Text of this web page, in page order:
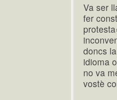
Va ser
fer
doncs
idioma
no va
vostè